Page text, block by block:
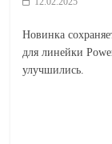
Новинка
для линейки
улучшились.